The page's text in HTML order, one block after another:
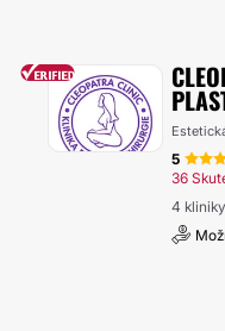
5
36
4